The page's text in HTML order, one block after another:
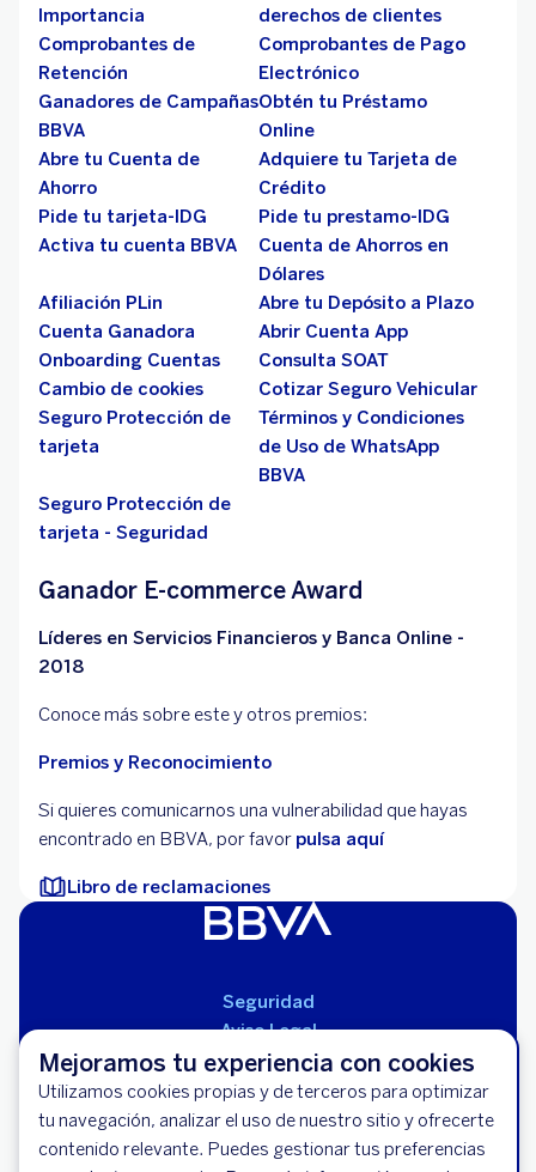
Mejoramos tu experiencia con cookies
Utilizamos cookies propias y de terceros para optimizar
tu navegación, analizar el uso de nuestro sitio y ofrecerte
contenido relevante. Puedes gestionar tus preferencias
Solicita tu Tarjeta de Crédito BBVA
Miles de descuentos y Paga en Cuotas
sin Intereses.
Importancia
derechos de clientes
Comprobantes de
Retención
Comprobantes de Pago
Electrónico
Ganadores de Campañas
BBVA
Obtén tu Préstamo
Online
Abre tu Cuenta de
Ahorro
Adquiere tu Tarjeta de
Crédito
Pide tu tarjeta-IDG
Pide tu prestamo-IDG
Activa tu cuenta BBVA
Cuenta de Ahorros en
Dólares
Afiliación PLin
Abre tu Depósito a Plazo
Cuenta Ganadora
Abrir Cuenta App
Onboarding Cuentas
Consulta SOAT
Cambio de cookies
Cotizar Seguro Vehicular
Seguro Protección de
tarjeta
Términos y Condiciones
de Uso de WhatsApp
BBVA
Seguro Protección de
tarjeta - Seguridad
Ganador E-commerce Award
Líderes en Servicios Financieros y Banca Online -
2018
Conoce más sobre este y otros premios:
Premios y Reconocimiento
Si quieres comunicarnos una vulnerabilidad que hayas
encontrado en BBVA, por favor pulsa aquí
Libro de reclamaciones
Seguridad
Aviso Legal
Cláusulas Generales de Contratación
Mapa del Sitio
Libro de Reclamaciones
Llámanos (01) 595-0000